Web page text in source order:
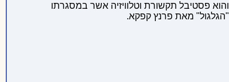
אני וחבריי סטודנטים לתקשורת במכללת עמק יזרעאל. במסגרת לימודינו נערך כל שנה פסטיבל "שובר מסך" המתקיים השנה ב 24/5/2011 והוא פסטיבל תקשורת וטלוויזיה אשר במסגרתו